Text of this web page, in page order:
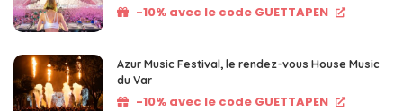
-10% avec le code GUETTAPEN
Azur Music Festival, le rendez-vous House Music
du Var
-10% avec le code GUETTAPEN